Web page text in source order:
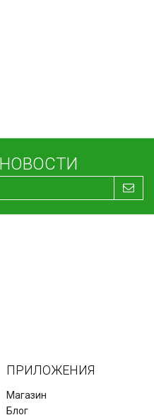
ПРИЛОЖЕНИЯ
Магазин
Блог